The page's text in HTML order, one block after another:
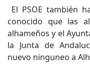
El PSOE también
conocido que las
alhameños y el
la Junta de
nuevo ninguneo a